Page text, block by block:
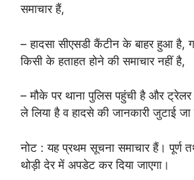
समाचार हैं,
– हादसा सीएसडी कैंटीन के बाहर हुआ है,
किसी के हताहत होने की समाचार नहीं है,
– मौके पर थाना पुलिस पहुंची है और
ले लिया है व हादसे की जानकारी जुटाई जा
नोट : यह प्रथम सूचना समाचार हैं। पूर्ण
थोड़ी देर में अपडेट कर दिया जाएगा।